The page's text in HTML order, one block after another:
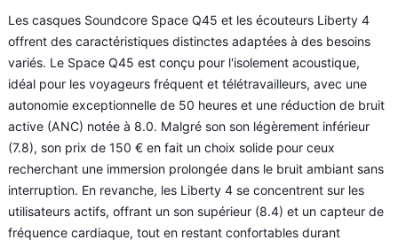
Les casques Soundcore Space Q45 et les écouteurs Liberty 4
offrent des caractéristiques distinctes adaptées à des besoins
variés. Le Space Q45 est conçu pour l'isolement acoustique,
idéal pour les voyageurs fréquent et télétravailleurs, avec une
autonomie exceptionnelle de 50 heures et une réduction de bruit
active (ANC) notée à 8.0. Malgré son son légèrement inférieur
(7.8), son prix de 150 € en fait un choix solide pour ceux
recherchant une immersion prolongée dans le bruit ambiant sans
interruption. En revanche, les Liberty 4 se concentrent sur les
utilisateurs actifs, offrant un son supérieur (8.4) et un capteur de
fréquence cardiaque, tout en restant confortables durant